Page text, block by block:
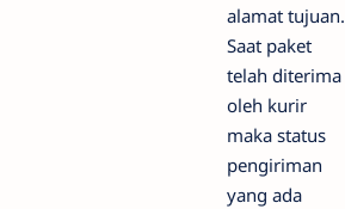
alamat tujuan.
Saat paket
telah diterima
oleh kurir
maka status
pengiriman
yang ada